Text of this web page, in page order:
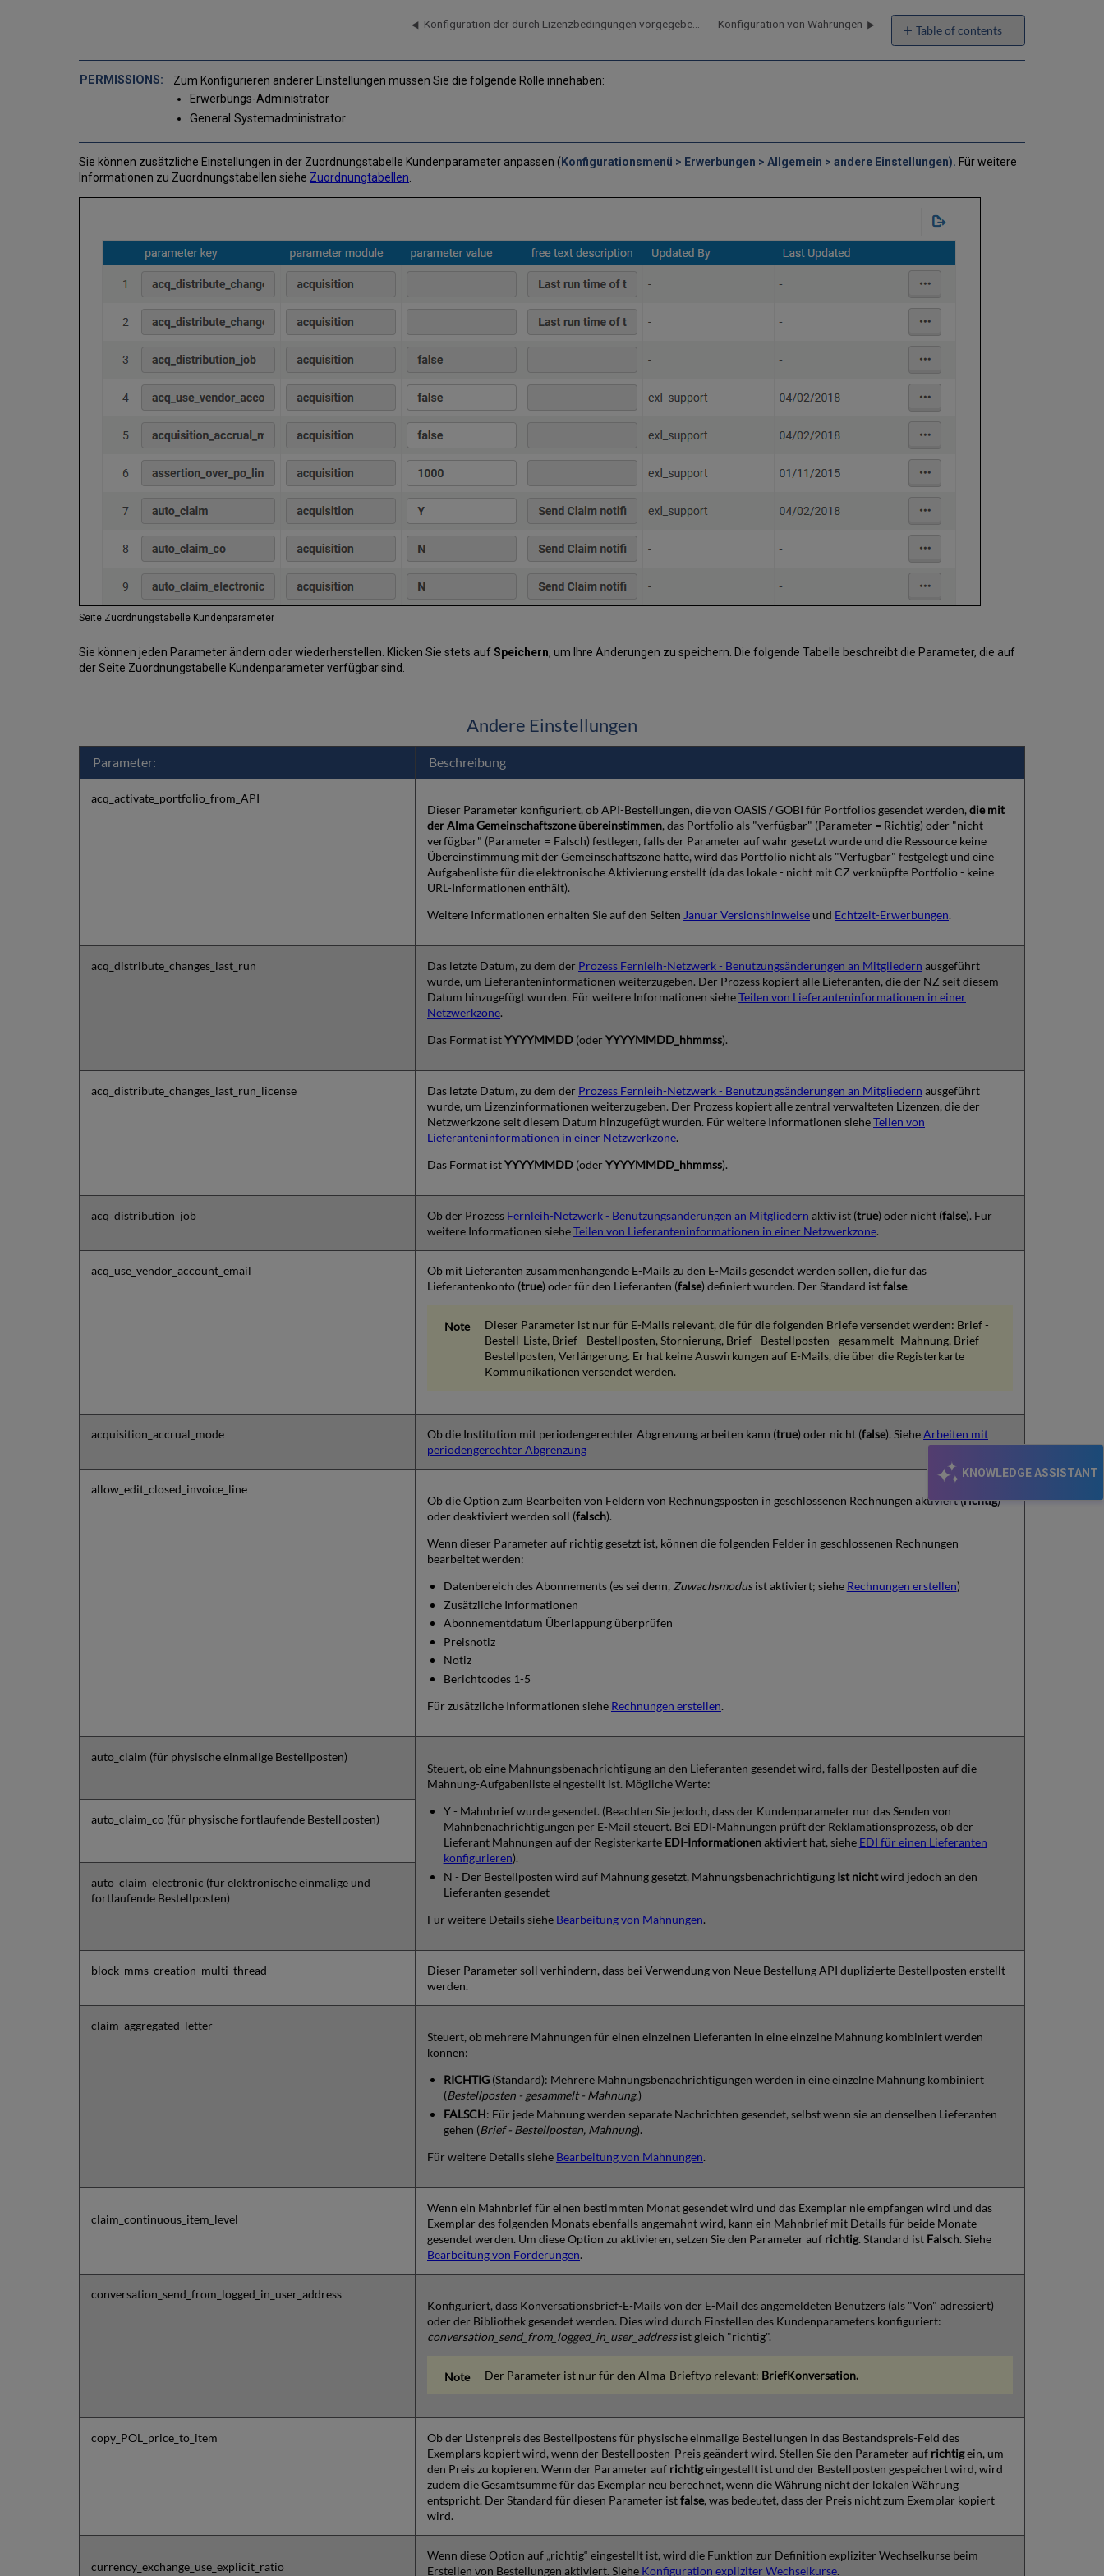
KNOWLEDGE ASSISTANT
Table of contents
No
headers
Konfiguration der durch Lizenzbedingungen vorgegebenen Wortschatz-Werte Konfiguration von Währungen
Zum Konfigurieren anderer Einstellungen müssen Sie die folgende Rolle innehaben:
Erwerbungs-Administrator
General Systemadministrator
Sie können zusätzliche Einstellungen in der Zuordnungstabelle Kundenparameter anpassen ( Konfigurationsmenü > Erwerbungen > Allgemein > andere Einstellungen). Für weitere
Informationen zu Zuordnungstabellen siehe Zuordnungtabellen
Seite Zuordnungstabelle Kundenparameter
Sie können jeden Parameter ändern oder wiederherstellen. Klicken Sie stets aufSpeichern, um Ihre Änderungen zu speichern. Die folgende Tabelle beschreibt die Parameter, die auf
der Seite Zuordnungstabelle Kundenparameter verfügbar sind.
Andere Einstellungen
Parameter: Beschreibung
acq_activate_portfolio_from_API
Dieser Parameter konfiguriert, ob API-Bestellungen, die von OASIS / GOBI für Portfolios gesendet werden, die mit
der Alma Gemeinschaftszone übereinstimmen, das Portfolio als "verfügbar" (Parameter = Richtig) oder "nicht
verfügbar" (Parameter = Falsch) festlegen, falls der Parameter auf wahr gesetzt wurde und die Ressource keine
Übereinstimmung mit der Gemeinschaftszone hatte, wird das Portfolio nicht als "Verfügbar" festgelegt und eine
Aufgabenliste für die elektronische Aktivierung erstellt (da das lokale - nicht mit CZ verknüpfte Portfolio - keine
URL-Informationen enthält).
Weitere Informationen erhalten Sie auf den Seiten Januar Versionshinweise und Echtzeit-Erwerbungen.
acq_distribute_changes_last_run Das letzte Datum, zu dem der Prozess Fernleih-Netzwerk - Benutzungsänderungen an Mitgliedern ausgeführt
wurde, um Lieferanteninformationen weiterzugeben. Der Prozess kopiert alle Lieferanten, die der NZ seit diesem
Datum hinzugefügt wurden. Für weitere Informationen sieheTeilen von Lieferanteninformationen in einer
Netzwerkzone.
Das Format istYYYYMMDD (oder YYYYMMDD_hhmmss).
acq_distribute_changes_last_run_license Das letzte Datum, zu dem der Prozess Fernleih-Netzwerk - Benutzungsänderungen an Mitgliedern ausgeführt
wurde, um Lizenzinformationen weiterzugeben. Der Prozess kopiert alle zentral verwalteten Lizenzen, die der
Netzwerkzone seit diesem Datum hinzugefügt wurden. Für weitere Informationen sieheTeilen von
Lieferanteninformationen in einer Netzwerkzone.
Das Format istYYYYMMDD (oderYYYYMMDD_hhmmss).
acq_distribution_job Ob der Prozess Fernleih-Netzwerk - Benutzungsänderungen an Mitgliedern aktiv ist (true) oder nicht (false). Für
weitere Informationen sieheTeilen von Lieferanteninformationen in einer Netzwerkzone.
acq_use_vendor_account_email
Ob mit Lieferanten zusammenhängende E-Mails zu den E-Mails gesendet werden sollen, die für das
Lieferantenkonto (true) oder für den Lieferanten (false) definiert wurden. Der Standard istfalse.
Dieser Parameter ist nur für E-Mails relevant, die für die folgenden Briefe versendet werden: Brief -
Bestell-Liste, Brief - Bestellposten, Stornierung, Brief - Bestellposten - gesammelt -Mahnung, Brief -
Bestellposten, Verlängerung. Er hat keine Auswirkungen auf E-Mails, die über die Registerkarte
Kommunikationen versendet werden.
acquisition_accrual_mode Ob die Institution mit periodengerechter Abgrenzung arbeiten kann (true) oder nicht (false). SieheArbeiten mit
periodengerechter Abgrenzung
allow_edit_closed_invoice_line
Ob die Option zum Bearbeiten von Feldern von Rechnungsposten in geschlossenen Rechnungen aktiviert (richtig)
oder deaktiviert werden soll (falsch).
Wenn dieser Parameter auf richtig gesetzt ist, können die folgenden Felder in geschlossenen Rechnungen
bearbeitet werden:
Datenbereich des Abonnements (es sei denn, Zuwachsmodusist aktiviert; siehe Rechnungen erstellen)
Zusätzliche Informationen
Abonnementdatum Überlappung überprüfen
Preisnotiz
Notiz
Berichtcodes 1-5
Für zusätzliche Informationen siehe Rechnungen erstellen.
auto_claim (für physische einmalige Bestellposten)
Steuert, ob eine Mahnungsbenachrichtigung an den Lieferanten gesendet wird, falls der Bestellposten auf die
Mahnung-Aufgabenliste eingestellt ist. Mögliche Werte:
Y - Mahnbrief wurde gesendet. (Beachten Sie jedoch, dass der Kundenparameter nur das Senden von
Mahnbenachrichtigungen per E-Mail steuert. Bei EDI-Mahnungen prüft der Reklamationsprozess, ob der
Lieferant Mahnungen auf der Registerkarte EDI-Informationenaktiviert hat, siehe EDI für einen Lieferanten
konfigurieren).
N - Der Bestellposten wird auf Mahnung gesetzt, Mahnungsbenachrichtigung Ist nichtwird jedoch an den
Lieferanten gesendet
Für weitere Details siehe Bearbeitung von Mahnungen.
auto_claim_co (für physische fortlaufende Bestellposten)
auto_claim_electronic (für elektronische einmalige und
fortlaufende Bestellposten)
block_mms_creation_multi_thread
Dieser Parameter soll verhindern, dass bei Verwendung von Neue Bestellung API duplizierte Bestellposten erstellt
werden.
claim_aggregated_letter
Steuert, ob mehrere Mahnungen für einen einzelnen Lieferanten in eine einzelne Mahnung kombiniert werden
können:
RICHTIG(Standard): Mehrere Mahnungsbenachrichtigungen werden in eine einzelne Mahnung kombiniert
(Bestellposten - gesammelt - Mahnung.)
FALSCH: Für jede Mahnung werden separate Nachrichten gesendet, selbst wenn sie an denselben Lieferanten
gehen (Brief - Bestellposten, Mahnung).
Für weitere Details siehe Bearbeitung von Mahnungen.
claim_continuous_item_level
Wenn ein Mahnbrief für einen bestimmten Monat gesendet wird und das Exemplar nie empfangen wird und das
Exemplar des folgenden Monats ebenfalls angemahnt wird, kann ein Mahnbrief mit Details für beide Monate
gesendet werden. Um diese Option zu aktivieren, setzen Sie den Parameter auf richtig. Standard ist Falsch. Siehe
Bearbeitung von Forderungen.
conversation_send_from_logged_in_user_address
Konfiguriert, dass Konversationsbrief-E-Mails von der E-Mail des angemeldeten Benutzers (als "Von" adressiert)
oder der Bibliothek gesendet werden. Dies wird durch Einstellen des Kundenparameters konfiguriert:
conversation_send_from_logged_in_user_addressist gleich "richtig".
Der Parameter ist nur für den Alma-Brieftyp relevant: BriefKonversation.
copy_POL_price_to_item
Ob der Listenpreis des Bestellpostens für physische einmalige Bestellungen in das Bestandspreis-Feld des
Exemplars kopiert wird, wenn der Bestellposten-Preis geändert wird. Stellen Sie den Parameter auf richtigein, um
den Preis zu kopieren. Wenn der Parameter auf richtigeingestellt ist und der Bestellposten gespeichert wird, wird
zudem die Gesamtsumme für das Exemplar neu berechnet, wenn die Währung nicht der lokalen Währung
entspricht. Der Standard für diesen Parameter istfalse, was bedeutet, dass der Preis nicht zum Exemplar kopiert
wird.
currency_exchange_use_explicit_ratio
Wenn diese Option auf „richtig“ eingestellt ist, wird die Funktion zur Definition expliziter Wechselkurse beim
Erstellen von Bestellungen aktiviert. Siehe Konfiguration expliziter Wechselkurse.